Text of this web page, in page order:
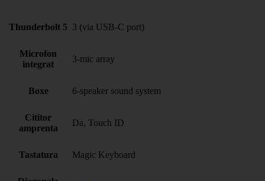
Thunderbolt 5 3 (via USB-C port)
Microfon
integrat
3-mic array
Boxe 6-speaker sound system
Cititor
amprenta
Da, Touch ID
Tastatura Magic Keyboard